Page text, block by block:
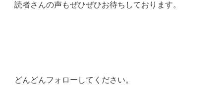
読者さんの声もぜひぜひお待ちしております。
どんどんフォローしてください。